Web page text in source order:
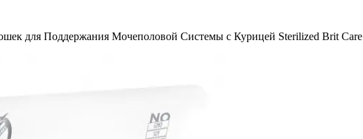
для Поддержания Мочеполовой Системы с Курицей Sterilized Brit Care